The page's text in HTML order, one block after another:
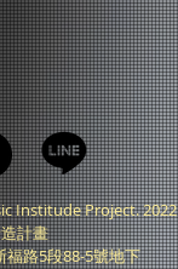
Institude Project. 2022
計畫
福路5段88-5號地下